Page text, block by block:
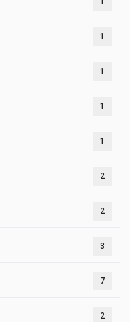
1
1
1
1
2
2
3
7
2